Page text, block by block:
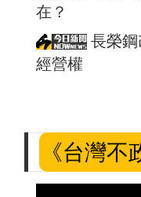
在？
長榮
經營權
《台灣不